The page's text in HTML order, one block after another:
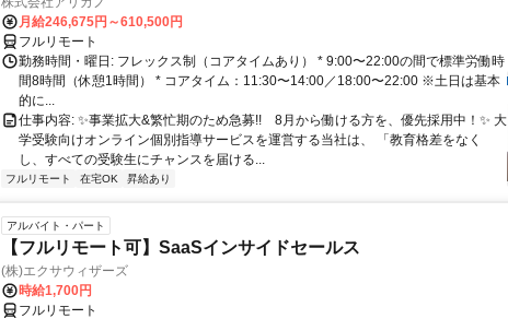
月給246,675円～610,500円
フルリモート
勤務時間・曜日: フレックス制（コアタイムあり） * 9:00〜22:00の間で標準労働時
間8時間（休憩1時間） * コアタイム：11:30〜14:00／18:00〜22:00 ※土日は基本
的に...
仕事内容: ✨️事業拡大&繁忙期のため急募!! 8月から働ける方を、優先採用中！✨️ 大
学受験向けオンライン個別指導サービスを運営する当社は、 「教育格差をなく
し、すべての受験生にチャンスを届ける...
フルリモート 在宅OK 昇給あり
アルバイト・パート
【フルリモート可】SaaSインサイドセールス
(株)エクサウィザーズ
時給1,700円
フルリモート